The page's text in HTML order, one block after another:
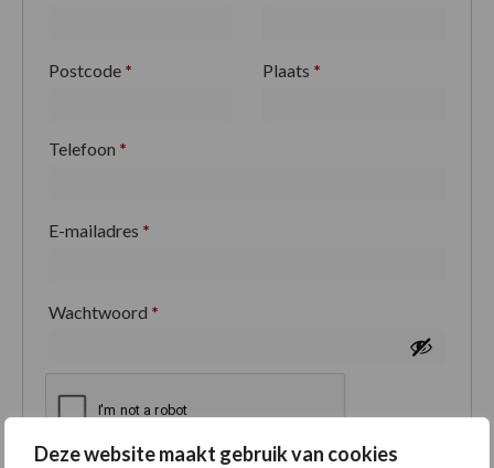
Deze website maakt gebruik van cookies
Postcode * Plaats *
Telefoon *
E-mailadres *
Wachtwoord *